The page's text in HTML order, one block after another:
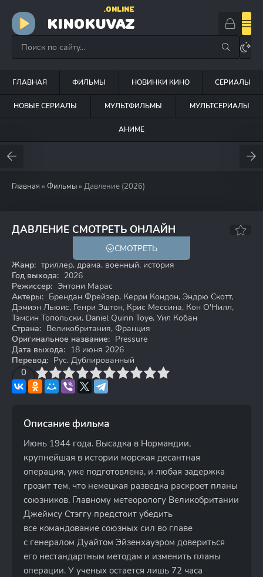
KINOKUVAZ
.ONLINE
ГЛАВНАЯ ФИЛЬМЫ НОВИНКИ КИНО СЕРИАЛЫ
НОВЫЕ СЕРИАЛЫ МУЛЬТФИЛЬМЫ МУЛЬТСЕРИАЛЫ
АНИМЕ
Главная » Фильмы » Давление (2026)
ДАВЛЕНИЕ СМОТРЕТЬ ОНЛАЙН
СМОТРЕТЬ
Жанр: триллер, драма, военный, история
Год выхода: 2026
Режиссер: Энтони Марас
Актеры: Брендан Фрейзер, Керри Кондон, Эндрю Скотт,
Дэмиэн Льюис, Генри Эштон, Крис Мессина, Кон О'Нилл,
Тэмсин Топольски, Daniel Quinn Toye, Уил Кобан
Страна: Великобритания, Франция
Оригинальное название: Pressure
Дата выхода: 18 июня 2026
Перевод: Рус. Дублированный
0
4 6 7 8 9 10
Описание фильма
Июнь 1944 года. Высадка в Нормандии,
крупнейшая в истории морская десантная
операция, уже подготовлена, и любая задержка
грозит тем, что немецкая разведка раскроет планы
союзников. Главному метеорологу Великобритании
Джеймсу Стэггу предстоит убедить
все командование союзных сил во главе
с генералом Дуайтом Эйзенхауэром довериться
его нестандартным методам и изменить планы
операции. У ученых остается лишь 72 часа